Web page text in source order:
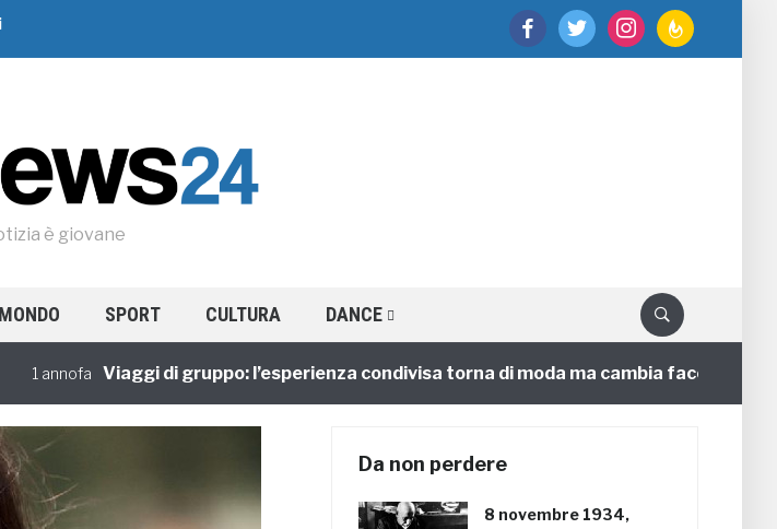
facebooktwitter instagramfeedburner
è giovane
MONDO SPORT CULTURA DANCE
Viaggi di gruppo: l’esperienza condivisa torna di moda ma cambia faccia
Da non perdere
8 novembre 1934,